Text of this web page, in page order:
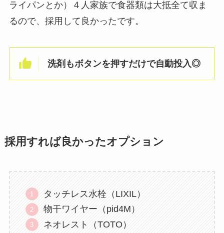
ライパンとか）４人家族で食器類は大抵全て収ま
るので、採用して良かったです。
洗剤もボタンを押すだけで自動投入◎
採用すれば良かったオプション
タッチレス水栓（LIXIL）
物干ワイヤー（pid4M）
ネオレスト（TOTO）